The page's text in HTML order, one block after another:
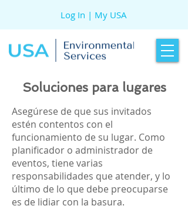
Log In | My USA
Soluciones para lugares
Asegúrese de que sus invitados
estén contentos con el
funcionamiento de su lugar. Como
planificador o administrador de
eventos, tiene varias
responsabilidades que atender, y lo
último de lo que debe preocuparse
es de lidiar con la basura.